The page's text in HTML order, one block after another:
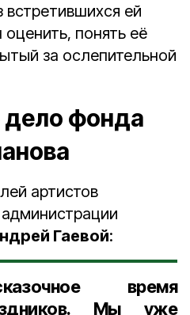
встретившихся ей
понять её
за ослепительной
дело фонда
артистов
Гаевой:
время
Мы уже